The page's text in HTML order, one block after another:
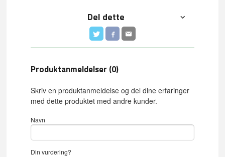
Del dette
Produktanmeldelser (0)
Skriv en produktanmeldelse og del dine erfaringer
med dette produktet med andre kunder.
Navn
Din vurdering?